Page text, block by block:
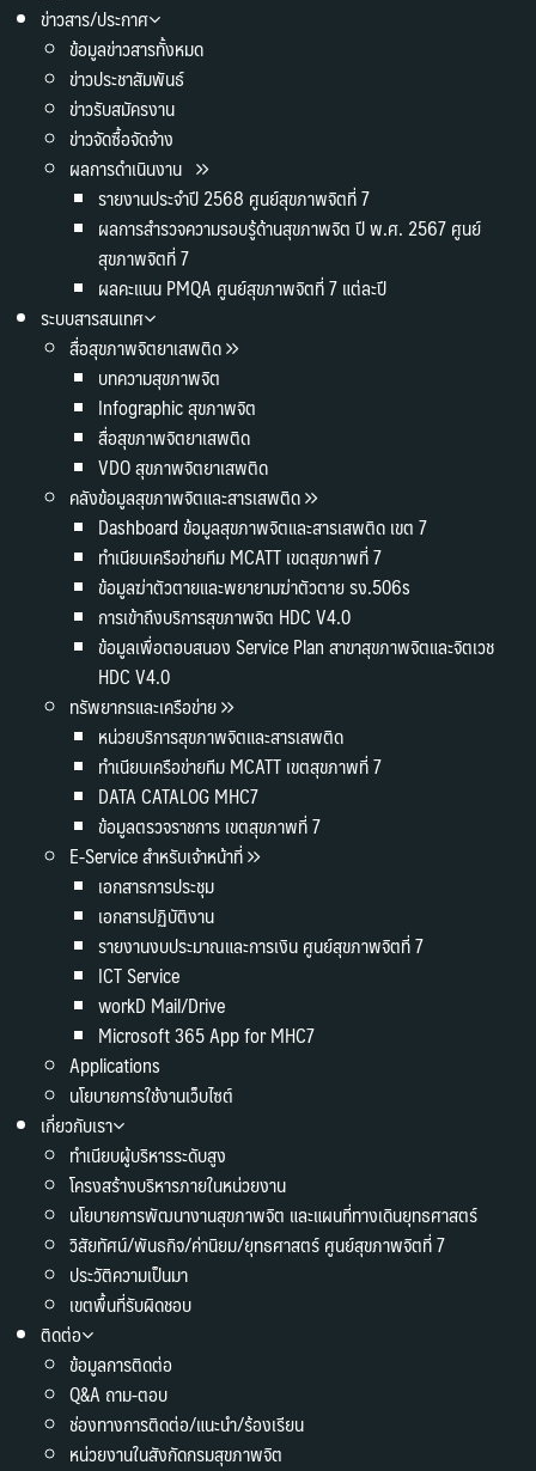
ข่าวสาร/ประกาศ
ข้อมูลข่าวสารทั้งหมด
ข่าวประชาสัมพันธ์
ข่าวรับสมัครงาน
ข่าวจัดซื้อจัดจ้าง
ผลการดำเนินงาน
รายงานประจำปี 2568 ศูนย์สุขภาพจิตที่ 7
ผลการสำรวจความรอบรู้ด้านสุขภาพจิต ปี พ.ศ. 2567 ศูนย์
สุขภาพจิตที่ 7
ผลคะแนน PMQA ศูนย์สุขภาพจิตที่ 7 แต่ละปี
ระบบสารสนเทศ
สื่อสุขภาพจิตยาเสพติด
บทความสุขภาพจิต
Infographic สุขภาพจิต
สื่อสุขภาพจิตยาเสพติด
VDO สุขภาพจิตยาเสพติด
คลังข้อมูลสุขภาพจิตและสารเสพติด
Dashboard ข้อมูลสุขภาพจิตและสารเสพติด เขต 7
ทำเนียบเครือข่ายทีม MCATT เขตสุขภาพที่ 7
ข้อมูลฆ่าตัวตายและพยายามฆ่าตัวตาย รง.506s
การเข้าถึงบริการสุขภาพจิต HDC V4.0
ข้อมูลเพื่อตอบสนอง Service Plan สาขาสุขภาพจิตและจิตเวช
HDC V4.0
ทรัพยากรและเครือข่าย
หน่วยบริการสุขภาพจิตและสารเสพติด
ทำเนียบเครือข่ายทีม MCATT เขตสุขภาพที่ 7
DATA CATALOG MHC7
ข้อมูลตรวจราชการ เขตสุขภาพที่ 7
E-Service สำหรับเจ้าหน้าที่
เอกสารการประชุม
เอกสารปฏิบัติงาน
รายงานงบประมาณและการเงิน ศูนย์สุขภาพจิตที่ 7
ICT Service
workD Mail/Drive
Microsoft 365 App for MHC7
Applications
นโยบายการใช้งานเว็บไซต์
เกี่ยวกับเรา
ทำเนียบผู้บริหารระดับสูง
โครงสร้างบริหารภายในหน่วยงาน
นโยบายการพัฒนางานสุขภาพจิต และแผนที่ทางเดินยุทธศาสตร์
วิสัยทัศน์/พันธกิจ/ค่านิยม/ยุทธศาสตร์ ศูนย์สุขภาพจิตที่ 7
ประวัติความเป็นมา
เขตพื้นที่รับผิดชอบ
ติดต่อ
ข้อมูลการติดต่อ
Q&A ถาม-ตอบ
ช่องทางการติดต่อ/แนะนำ/ร้องเรียน
หน่วยงานในสังกัดกรมสุขภาพจิต